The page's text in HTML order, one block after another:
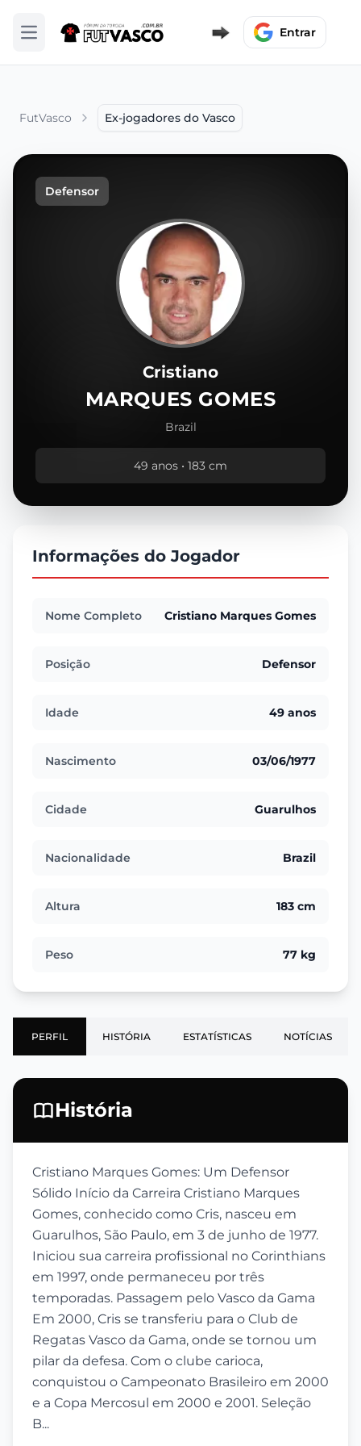
Abrir menu Entrar
FutVasco Ex-jogadores do Vasco
Defensor
Cristiano
MARQUES GOMES
Brazil
49 anos • 183 cm
Informações do Jogador
Nome Completo Cristiano Marques Gomes
Posição Defensor
Idade 49 anos
Nascimento 03/06/1977
Cidade Guarulhos
Nacionalidade Brazil
Altura 183 cm
Peso 77 kg
PERFIL HISTÓRIA ESTATÍSTICAS NOTÍCIAS
História
Cristiano Marques Gomes: Um Defensor
Sólido Início da Carreira Cristiano Marques
Gomes, conhecido como Cris, nasceu em
Guarulhos, São Paulo, em 3 de junho de 1977.
Iniciou sua carreira profissional no Corinthians
em 1997, onde permaneceu por três
temporadas. Passagem pelo Vasco da Gama
Em 2000, Cris se transferiu para o Club de
Regatas Vasco da Gama, onde se tornou um
pilar da defesa. Com o clube carioca,
conquistou o Campeonato Brasileiro em 2000
e a Copa Mercosul em 2000 e 2001. Seleção
B...